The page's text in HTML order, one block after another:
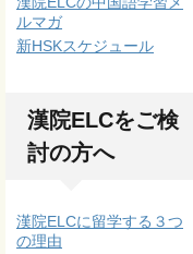
ルマガ
新HSKスケジュール
漢院ELCをご検
討の方へ
漢院ELCに留学する３つ
の理由